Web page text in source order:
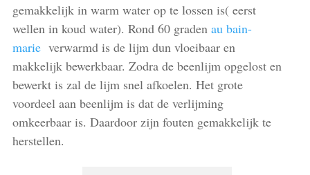
gemakkelijk in warm water op te lossen is( eerst
wellen in koud water). Rond 60 graden au bain-
marieverwarmd is de lijm dun vloeibaar en
makkelijk bewerkbaar. Zodra de beenlijm opgelost en
bewerkt is zal de lijm snel afkoelen. Het grote
voordeel aan beenlijm is dat de verlijming
omkeerbaar is. Daardoor zijn fouten gemakkelijk te
herstellen.